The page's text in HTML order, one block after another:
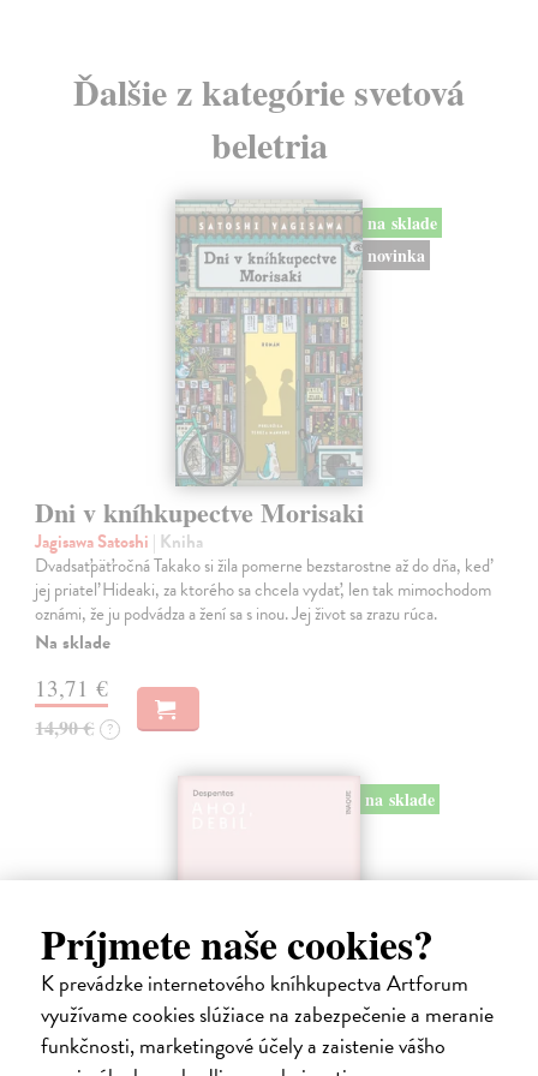
Príjmete naše cookies?
K prevádzke internetového kníhkupectva Artforum
využívame cookies slúžiace na zabezpečenie a meranie
funkčnosti, marketingové účely a zaistenie vášho
Ďalšie z kategórie svetová
beletria
na sklade
novinka
Dni v kníhkupectve Morisaki
Jagisawa Satoshi | Kniha
Dvadsaťpäťročná Takako si žila pomerne bezstarostne až do dňa, keď
jej priateľ Hideaki, za ktorého sa chcela vydať, len tak mimochodom
oznámi, že ju podvádza a žení sa s inou. Jej život sa zrazu rúca.
Na sklade
13,71 €
14,90 € ?
na sklade